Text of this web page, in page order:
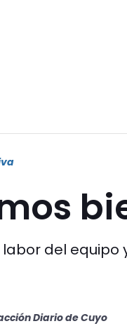
labor del
Diario de Cuyo